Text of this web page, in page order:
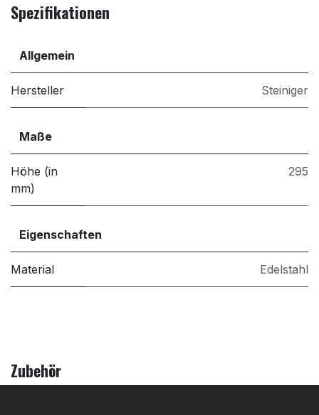
Spezifikationen
Allgemein
Hersteller Steiniger
Maße
Höhe (in
mm)
295
Eigenschaften
Material Edelstahl
Zubehör